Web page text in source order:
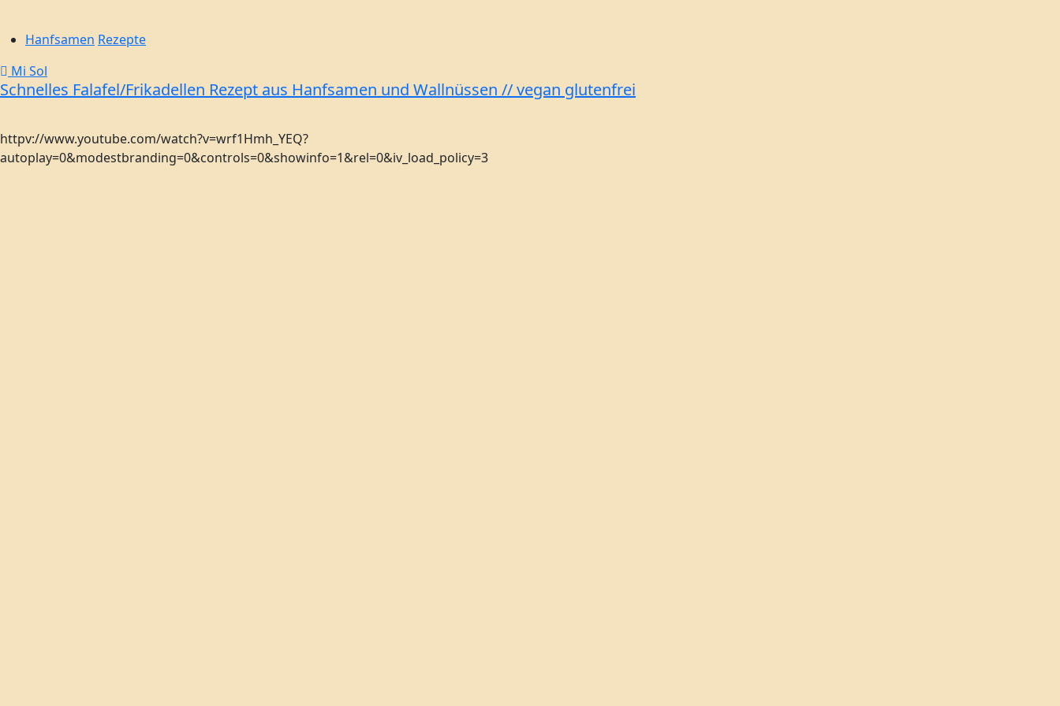
Hanfsamen Rezepte
Mi Sol
Schnelles Falafel/Frikadellen Rezept aus Hanfsamen und Wallnüssen // vegan glutenfrei
httpv://www.youtube.com/watch?v=wrf1Hmh_YEQ?
autoplay=0&modestbranding=0&controls=0&showinfo=1&rel=0&iv_load_policy=3